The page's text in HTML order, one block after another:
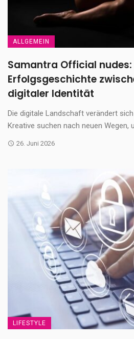
ALLGEMEIN
Samantra Official nudes:
Erfolgsgeschichte
digitaler Identität
Die digitale Landschaft verändert
Kreative suchen nach neuen Wegen,
26. Juni 2026
LIFESTYLE